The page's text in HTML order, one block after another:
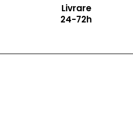
Livrare
24-72h